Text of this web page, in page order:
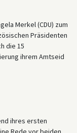
Merkel (CDU) zum
Präsidenten
die 15
ihrem Amtseid
ihres ersten